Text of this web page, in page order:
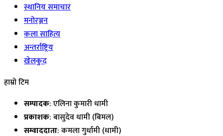
स्थानिय समाचार
मनोरञ्जन
कला साहित्य
अन्तर्राष्ट्रिय
खेलकुद
हाम्रो टिम
सम्पादक: एलिना कुमारी धामी
प्रकाशक: बासुदेव धामी (बिमल)
सम्वाददाता: कमला गुर्धामी (धामी)